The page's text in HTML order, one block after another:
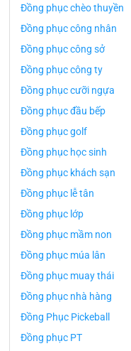
Đồng phục chèo thuyền
Đồng phục công nhân
Đồng phục công sở
Đồng phục công ty
Đồng phục cưỡi ngựa
Đồng phục đầu bếp
Đồng phục golf
Đồng phục học sinh
Đồng phục khách sạn
Đồng phục lễ tân
Đồng phục lớp
Đồng phục mầm non
Đồng phục múa lân
Đồng phục muay thái
Đồng phục nhà hàng
Đồng Phục Pickeball
Đồng phục PT